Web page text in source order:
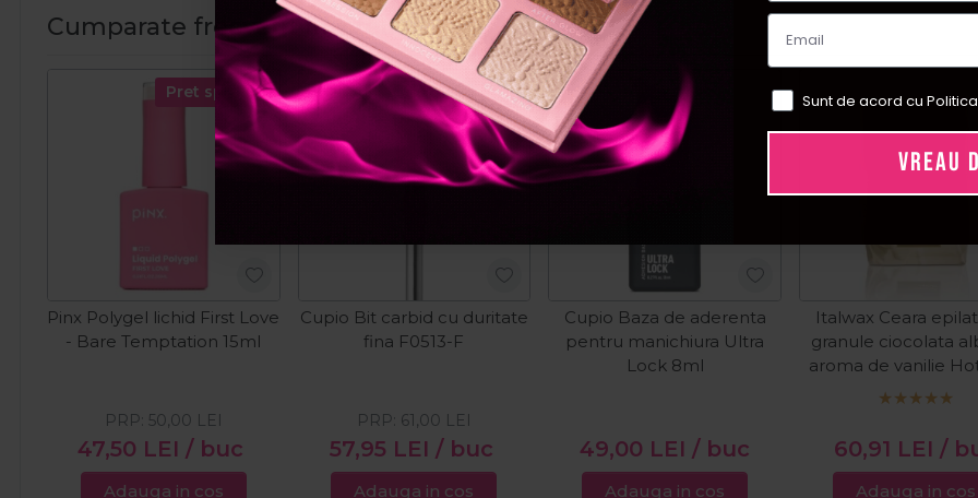
Cumparate frecvent impreuna:
Pret special
Pinx Polygel lichid First Love
- Bare Temptation 15ml
47,50 LEI / buc
PRP: 50,00 LEI
Adauga in cos
Pret special
Cupio Bit carbid cu duritate
fina F0513-F
57,95 LEI / buc
PRP: 61,00 LEI
Adauga in cos
Cupio Baza de aderenta
pentru manichiura Ultra
Lock 8ml
49,00 LEI / buc
Adauga in cos
Italwax Ceara
granule ciocolata
aroma de vanilie
Ciocolata Alba
60,91 LEI /
Adauga in cos
Sunt de acord cu
VREAU